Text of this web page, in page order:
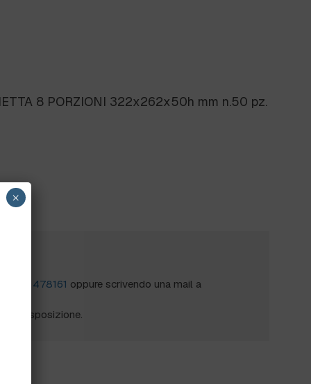
8 PORZIONI 322x262x50h mm n.50 pz.
0172 478161 oppure scrivendo una mail a
a disposizione.
×